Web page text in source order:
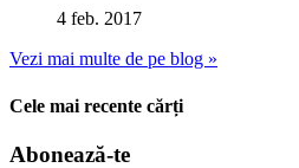
4 feb. 2017
Vezi mai multe de pe blog »
Cele mai recente cărți
Abonează-te